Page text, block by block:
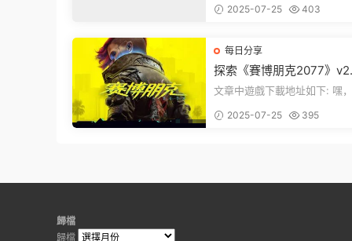
章最後那...
2025-07-25 403
每日分享
探索《賽博朋克2077》
1：穿梭黑暗都市，感受
文章中遊戲下載地址如下: 嘿，看這
入我們的...
2025-07-25 395
歸檔
歸檔